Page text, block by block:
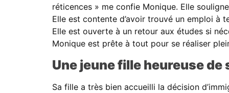
réticences » me confie Monique. Elle
Elle est contente d’avoir trouvé un emploi à
Elle est ouverte à un retour aux études si
Monique est prête à tout pour se réaliser
Une jeune fille heureuse de
Sa fille a très bien accueilli la décision